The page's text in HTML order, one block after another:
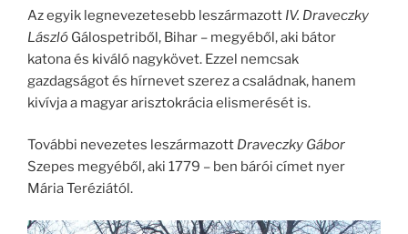
Az egyik legnevezetesebb leszármazott IV. Draveczky
László Gálospetriből, Bihar – megyéből, aki bátor
katona és kiváló nagykövet. Ezzel nemcsak
gazdagságot és hírnevet szerez a családnak, hanem
kivívja a magyar arisztokrácia elismerését is.
További nevezetes leszármazott Draveczky Gábor
Szepes megyéből, aki 1779 – ben bárói címet nyer
Mária Teréziától.